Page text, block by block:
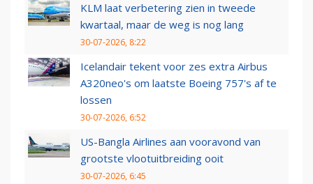
KLM laat verbetering zien in tweede
kwartaal, maar de weg is nog lang
30-07-2026, 8:22
Icelandair tekent voor zes extra Airbus
A320neo's om laatste Boeing 757's af te
lossen
30-07-2026, 6:52
US-Bangla Airlines aan vooravond van
grootste vlootuitbreiding ooit
30-07-2026, 6:45